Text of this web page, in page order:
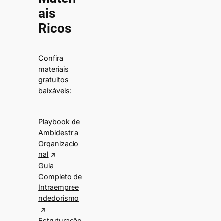
ais
Ricos
Confira
materiais
gratuitos
baixáveis:
Playbook de
Ambidestria
Organizacio
nal
Guia
Completo de
Intraempree
ndedorismo